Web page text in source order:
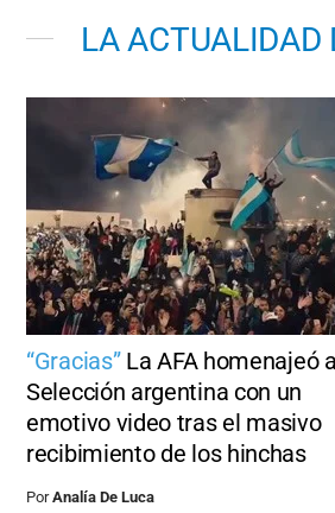
LA ACTUALIDAD
“Gracias” La AFA homenajeó
Selección argentina con un
emotivo video tras el masivo
recibimiento de los hinchas
PorAnalía De Luca